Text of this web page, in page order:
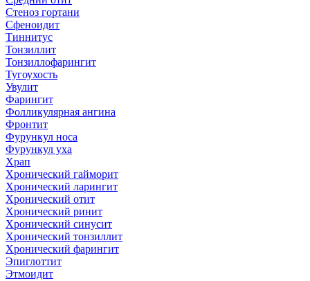
Стеноз гортани
Сфеноидит
Тиннитус
Тонзиллит
Тонзиллофарингит
Тугоухость
Увулит
Фарингит
Фолликулярная ангина
Фронтит
Фурункул носа
Фурункул уха
Храп
Хронический гайморит
Хронический ларингит
Хронический отит
Хронический ринит
Хронический синусит
Хронический тонзиллит
Хронический фарингит
Эпиглоттит
Этмоидит